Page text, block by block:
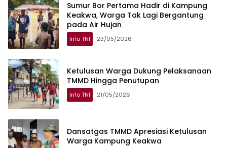
Sumur Bor Pertama Hadir di Kampung
Keakwa, Warga Tak Lagi Bergantung
pada Air Hujan
Info TNI 23/05/2026
Ketulusan Warga Dukung Pelaksanaan
TMMD Hingga Penutupan
Info TNI 21/05/2026
Dansatgas TMMD Apresiasi Ketulusan
Warga Kampung Keakwa